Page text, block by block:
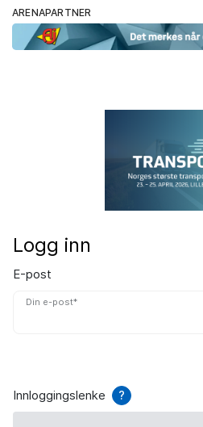
ARENAPARTNER
Logg inn
E-post
Din e-post*
Innloggingslenke ?